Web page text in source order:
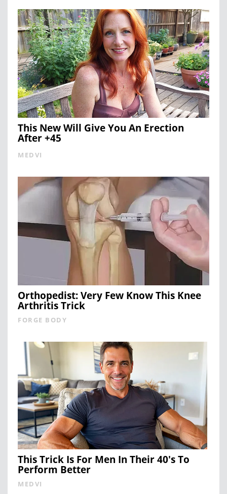
This New Will Give You An Erection
After +45
MEDVI
Orthopedist: Very Few Know This Knee
Arthritis Trick
FORGE BODY
This Trick Is For Men In Their 40's To
Perform Better
MEDVI